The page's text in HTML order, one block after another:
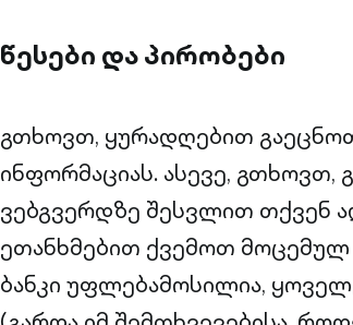
წესები და პირობები
გთხოვთ, ყურადღებით
ინფორმაციას. ასევე,
ვებგვერდზე შესვლით თქვენ
ეთანხმებით ქვემოთ მოცემულ
ბანკი უფლებამოსილია,